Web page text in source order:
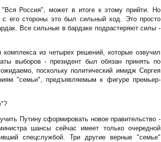
Россия", может в итоге к этому прийти. Но
его стороны это был сильный ход. Это просто
Все сильные в бардаке подрастеряют силы -
комплекса из четырех решений, которые озвучил
выборов - президент был обязан принять по
поскольку политический имидж Сергея
"семьи", предъявляемым к фигуре премьер-
Путину сформировать новое правительство -
шансы сейчас имеет только очередной
спецслужбой. Три другие верные "семье"